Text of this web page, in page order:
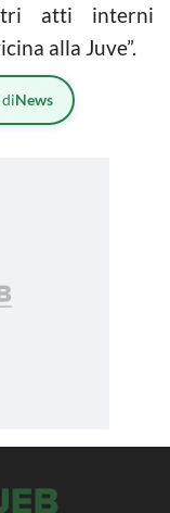
atti interni
alla Juve”.
News